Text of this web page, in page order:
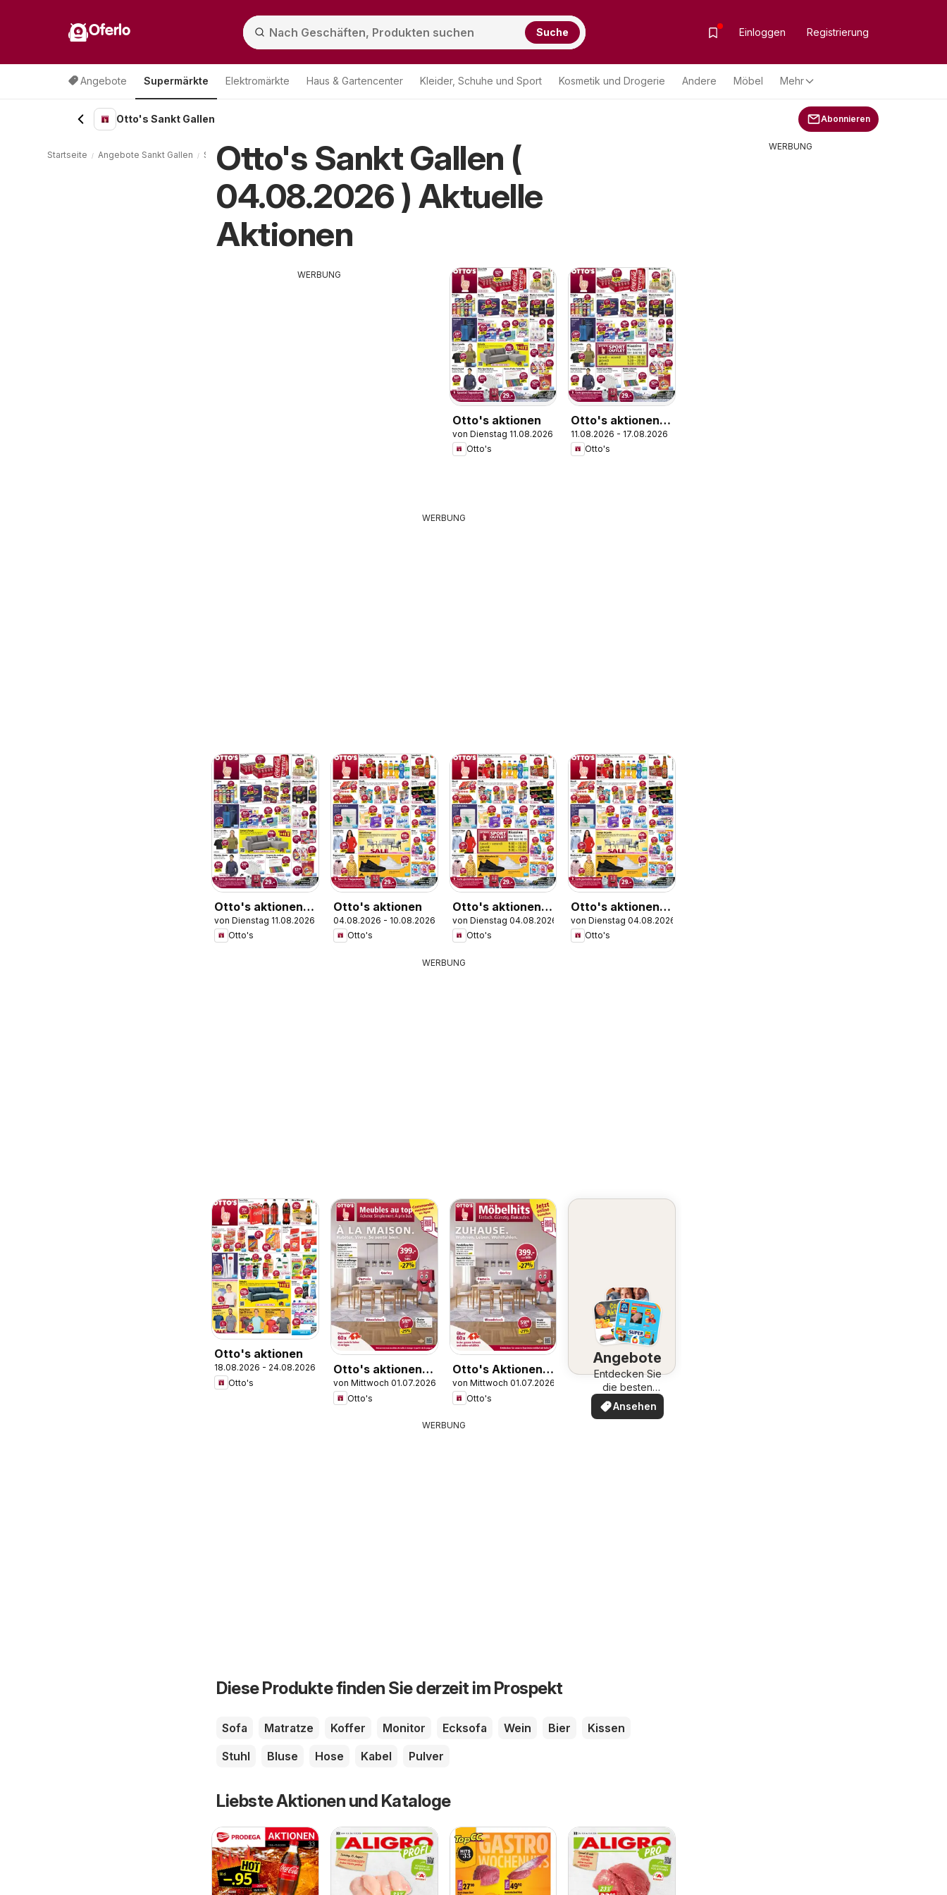
Oferlo Suche Einloggen Registrierung
Angebote Supermärkte Elektromärkte Haus & Gartencenter Kleider, Schuhe und Sport Kosmetik und Drogerie Andere Möbel Mehr
Otto's Sankt Gallen Abonnieren
Otto's Sankt Gallen (
04.08.2026 ) Aktuelle
Aktionen
WERBUNG
Otto's aktionen
von Dienstag 11.08.2026
Otto's
Otto's aktionen
IT
11.08.2026 - 17.08.2026
Otto's
WERBUNG
Otto's aktionen
FR
von Dienstag 11.08.2026
Otto's
Otto's aktionen
04.08.2026 - 10.08.2026
Otto's
Otto's aktionen
IT
von Dienstag 04.08.2026
Otto's
Otto's aktionen
FR
von Dienstag 04.08.2026
Otto's
WERBUNG
Otto's aktionen
18.08.2026 - 24.08.2026
Otto's
Otto's aktionen
Meubles
von Mittwoch 01.07.2026
Otto's
Otto's Aktionen
Möbelflyer
von Mittwoch 01.07.2026
Otto's
Angebote
Entdecken Sie
die besten
Angebote
Ansehen
WERBUNG
Diese Produkte finden Sie derzeit im Prospekt
Sofa Matratze Koffer Monitor Ecksofa Wein Bier
Kissen
Stuhl
Bluse Hose Kabel Pulver
Liebste Aktionen und Kataloge
Startseite Angebote Sankt Gallen Supermärkte Sankt Gallen Otto's Sankt Gallen
WERBUNG